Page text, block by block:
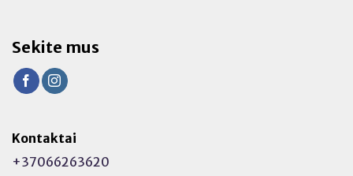
Sekite mus
Kontaktai
+37066263620